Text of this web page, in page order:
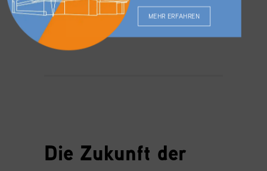
WEITERLESEN
Die Zukunft der
MEHR ERFAHREN